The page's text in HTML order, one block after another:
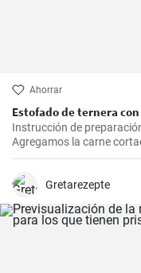
Ahorrar
Estofado de ternera
Instrucción de
Agregamos la carne
Cocinamos hasta que
agregamos la crema y
Gretarezepte